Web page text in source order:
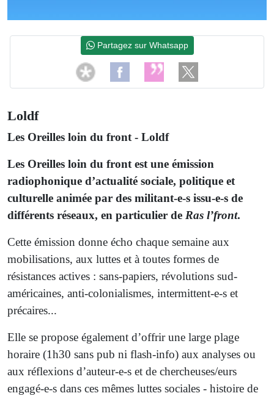
Loldf
Les Oreilles loin du front - Loldf
Les Oreilles loin du front est une émission
radiophonique d’actualité sociale, politique et
culturelle animée par des militant-e-s issu-e-s de
différents réseaux, en particulier de Ras l’front.
Cette émission donne écho chaque semaine aux
mobilisations, aux luttes et à toutes formes de
résistances actives : sans-papiers, révolutions sud-
américaines, anti-colonialismes, intermittent-e-s et
précaires...
Elle se propose également d’offrir une large plage
horaire (1h30 sans pub ni flash-info) aux analyses ou
aux réflexions d’auteur-e-s et de chercheuses/eurs
engagé-e-s dans ces mêmes luttes sociales - histoire de
Partagez sur Whatsapp